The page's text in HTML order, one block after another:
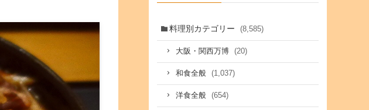
料理別カテゴリー (8,585)
大阪・関西万博 (20)
和食全般 (1,037)
洋食全般 (654)